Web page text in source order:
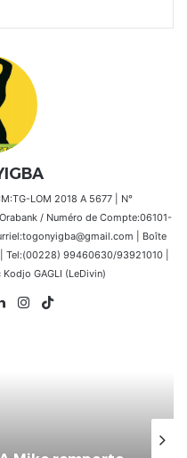
LOM 2018 A 5677 | N°
/ Numéro de Compte:06101-
| Boîte
99460630/93921010 |
GAGLI (LeDivin)
LinkedinInstagram